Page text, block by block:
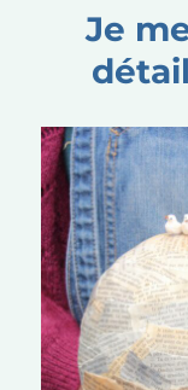
Je